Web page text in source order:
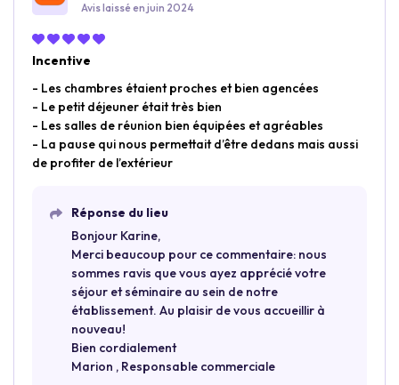
Avis laissé en juin 2024
Incentive
- Les chambres étaient proches et bien agencées
- Le petit déjeuner était très bien
- Les salles de réunion bien équipées et agréables
- La pause qui nous permettait d’être dedans mais aussi
de profiter de l’extérieur
Réponse du lieu
Bonjour Karine,
Merci beaucoup pour ce commentaire: nous
sommes ravis que vous ayez apprécié votre
séjour et séminaire au sein de notre
établissement. Au plaisir de vous accueillir à
nouveau!
Bien cordialement
Marion , Responsable commerciale